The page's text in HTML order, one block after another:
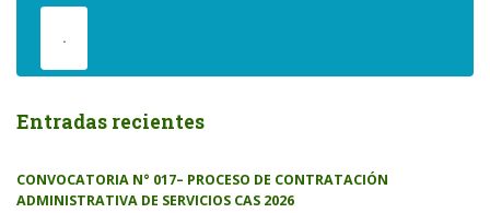
.
Entradas recientes
CONVOCATORIA N° 017– PROCESO DE CONTRATACIÓN
ADMINISTRATIVA DE SERVICIOS CAS 2026